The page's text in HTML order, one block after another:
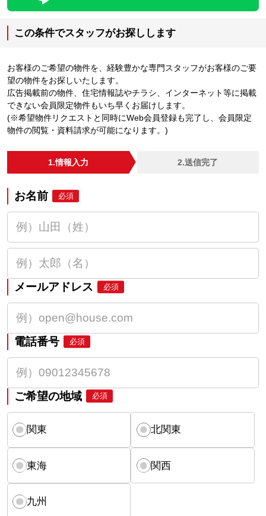
この条件でスタッフがお探しします
お客様のご希望の物件を、経験豊かな専門スタッフがお客様のご要
望の物件をお探しいたします。
広告掲載前の物件、住宅情報誌やチラシ、インターネット等に掲載
できない会員限定物件もいち早くお届けします。
(※希望物件リクエストと同時にWeb会員登録も完了し、会員限定
物件の閲覧・資料請求が可能になります。)
1.情報入力 2.送信完了
お名前 必須
メールアドレス 必須
電話番号 必須
ご希望の地域 必須
関東 北関東
東海 関西
九州